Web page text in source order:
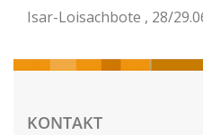
Isar-Loisachbote , 28/
KONTAKT